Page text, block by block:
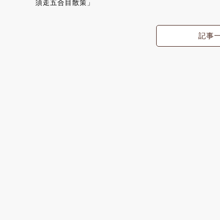
須走五合目散策」
記事